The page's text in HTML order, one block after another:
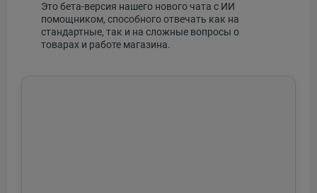
Это бета-версия нашего нового чата с ИИ
помощником, способного отвечать как на
стандартные, так и на сложные вопросы о
товарах и работе магазина.